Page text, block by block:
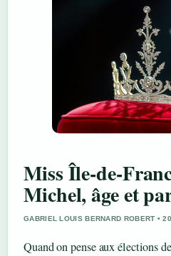
Miss Île-de-
Michel, âge et
GABRIEL LOUIS BERNARD ROBERT •
Quand on pense aux élections